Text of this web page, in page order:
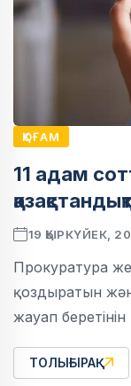
ҚОҒАМ
11 адам
19 ҚЫРКҮЙЕК,
Прокуратура
қоздыратын
жауап беретінін
ТОЛЫҒЫРАҚ